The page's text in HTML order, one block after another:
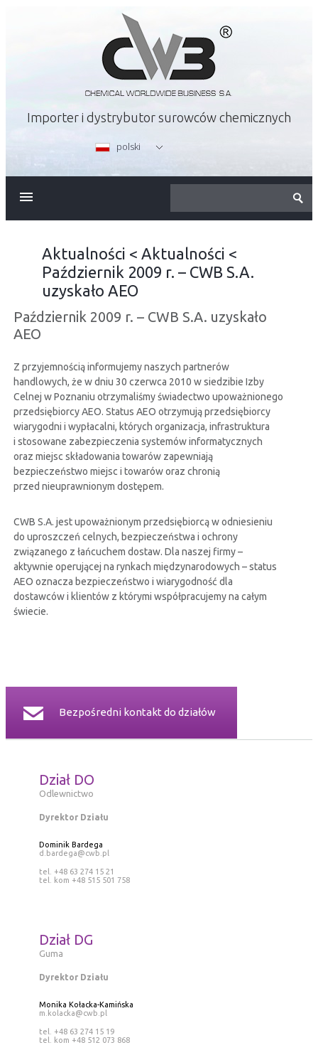
Importer i dystrybutor surowców chemicznych
polski
KARIERA
RELACJE INWESTORSKIE
BEZPIECZEŃSTWO INFORMACJI
Aktualności < Aktualności <
Październik 2009 r. – CWB S.A.
uzyskało AEO
Październik 2009 r. – CWB S.A. uzyskało
AEO
Z przyjemnością informujemy naszych partnerów
handlowych, że w dniu 30 czerwca 2010 w siedzibie Izby
Celnej w Poznaniu otrzymaliśmy świadectwo upoważnionego
przedsiębiorcy AEO. Status AEO otrzymują przedsiębiorcy
wiarygodni i wypłacalni, których organizacja, infrastruktura
i stosowane zabezpieczenia systemów informatycznych
oraz miejsc składowania towarów zapewniają
bezpieczeństwo miejsc i towarów oraz chronią
przed nieuprawnionym dostępem.
CWB S.A. jest upoważnionym przedsiębiorcą w odniesieniu
do uproszczeń celnych, bezpieczeństwa i ochrony
związanego z łańcuchem dostaw. Dla naszej firmy –
aktywnie operującej na rynkach międzynarodowych – status
AEO oznacza bezpieczeństwo i wiarygodność dla
dostawców i klientów z którymi współpracujemy na całym
świecie.
Bezpośredni kontakt do działów
Dział DO
Odlewnictwo
Dyrektor Działu
Dominik Bardega
d.bardega@cwb.pl
tel. +48 63 274 15 21
tel. kom +48 515 501 758
Dział DG
Guma
Dyrektor Działu
Monika Kołacka-Kamińska
m.kolacka@cwb.pl
tel. +48 63 274 15 19
tel. kom +48 512 073 868